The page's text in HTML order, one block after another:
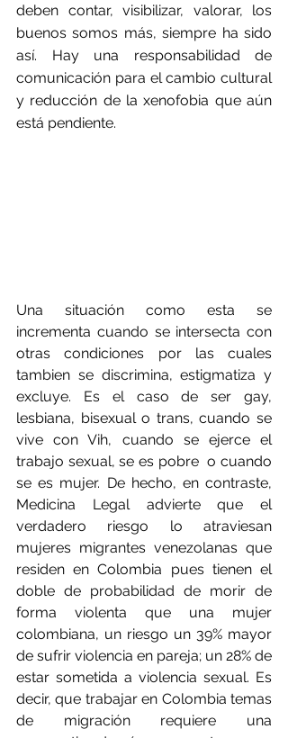
deben contar, visibilizar, valorar, los
buenos somos más, siempre ha sido
así. Hay una responsabilidad de
comunicación para el cambio cultural
y reducción de la xenofobia que aún
está pendiente.
Una situación como esta se
incrementa cuando se intersecta con
otras condiciones por las cuales
tambien se discrimina, estigmatiza y
excluye. Es el caso de ser gay,
lesbiana, bisexual o trans, cuando se
vive con Vih, cuando se ejerce el
trabajo sexual, se es pobre  o cuando
se es mujer. De hecho, en contraste,
Medicina Legal advierte que el
verdadero riesgo lo atraviesan
mujeres migrantes venezolanas que
residen en Colombia pues tienen el
doble de probabilidad de morir de
forma violenta que una mujer
colombiana, un riesgo un 39% mayor
de sufrir violencia en pareja; un 28% de
estar sometida a violencia sexual. Es
decir, que trabajar en Colombia temas
de migración requiere una